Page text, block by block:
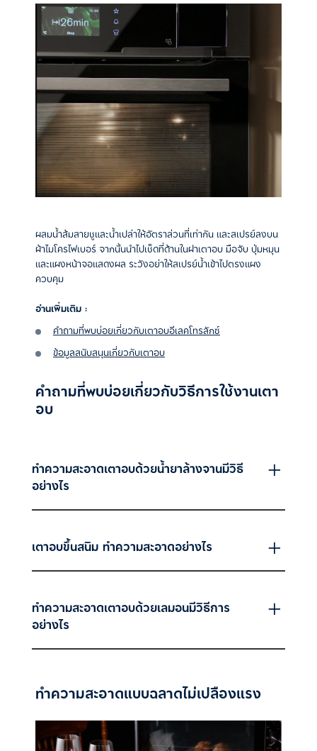
ผสมน้ำส้มสายชูและน้ำเปล่าให้อัตราส่วนที่เท่ากัน และสเปรย์ลงบน
ผ้าไมโครไฟเบอร์ จากนั้นนำไปเช็ดที่ด้านในฝาเตาอบ มือจับ ปุ่มหมุน
และแผงหน้าจอแสดงผล ระวังอย่าให้สเปรย์น้ำเข้าไปตรงแผง
ควบคุม
อ่านเพิ่มเติม :
คำถามที่พบบ่อยเกี่ยวกับเตาอบอีเลคโทรลักซ์
ข้อมูลสนับสนุนเกี่ยวกับเตาอบ
คำถามที่พบบ่อยเกี่ยวกับวิธีการใช้งานเตา
อบ
ทำความสะอาดเตาอบด้วยน้ำยาล้างจานมีวิธี
อย่างไร
เตาอบขึ้นสนิม ทำความสะอาดอย่างไร
ทำความสะอาดเตาอบด้วยเลมอนมีวิธีการ
อย่างไร
ทำความสะอาดแบบฉลาดไม่เปลืองแรง